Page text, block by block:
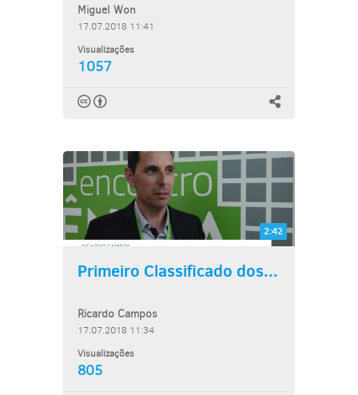
Miguel Won
17.07.2018 11:41
Visualizações
1057
2:42
Primeiro Classificado dos...
Ricardo Campos
17.07.2018 11:34
Visualizações
805